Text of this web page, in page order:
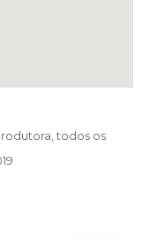
todos os